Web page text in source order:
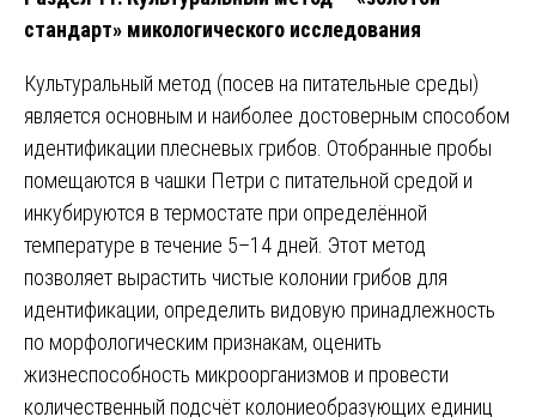
стандарт» микологического исследования
Культуральный метод (посев на питательные среды)
является основным и наиболее достоверным способом
идентификации плесневых грибов. Отобранные пробы
помещаются в чашки Петри с питательной средой и
инкубируются в термостате при определённой
температуре в течение 5–14 дней. Этот метод
позволяет вырастить чистые колонии грибов для
идентификации, определить видовую принадлежность
по морфологическим признакам, оценить
жизнеспособность микроорганизмов и провести
количественный подсчёт колониеобразующих единиц